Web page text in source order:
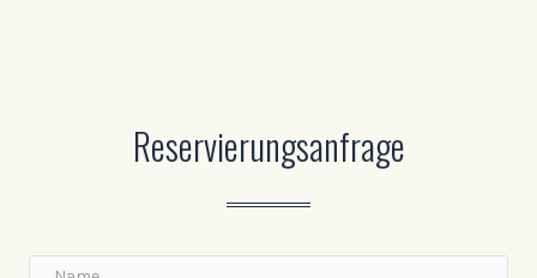
Reservierungsanfrage